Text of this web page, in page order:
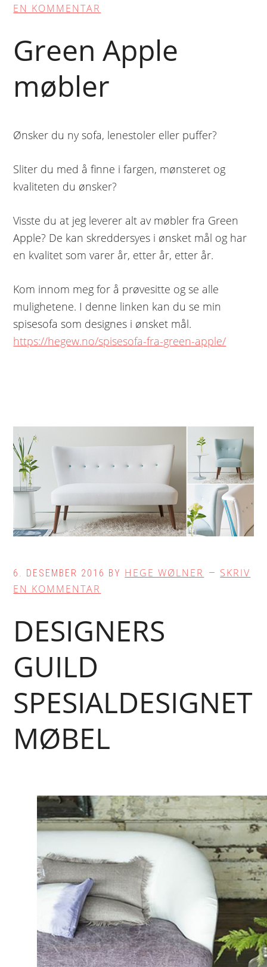
EN KOMMENTAR
Green Apple
møbler
Ønsker du ny sofa, lenestoler eller puffer?
Sliter du med å finne i fargen, mønsteret og
kvaliteten du ønsker?
Visste du at jeg leverer alt av møbler fra Green
Apple? De kan skreddersyes i ønsket mål og har
en kvalitet som varer år, etter år, etter år.
Kom innom meg for å prøvesitte og se alle
mulighetene. I denne linken kan du se min
spisesofa som designes i ønsket mål.
https://hegew.no/spisesofa-fra-green-apple/
6. DESEMBER 2016 BY HEGE WØLNER
SKRIV
EN KOMMENTAR
DESIGNERS
GUILD
SPESIALDESIGNET
MØBEL